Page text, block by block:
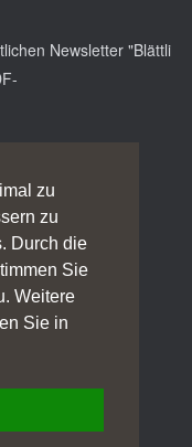
zu
zu
Durch die
Sie
Weitere
Sie in
Newsletter "Blättli
& kleiner